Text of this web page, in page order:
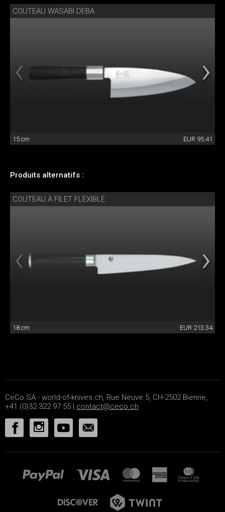
COUTEAU WASABI DEBA
15 cm EUR 95.41
Produits alternatifs :
COUTEAU À FILET FLEXIBLE
18 cm EUR 213.34
CeCo SA - world-of-knives.ch, Rue Neuve 5, CH-2502 Bienne,
+41 (0)32 322 97 55 | contact@ceco.ch